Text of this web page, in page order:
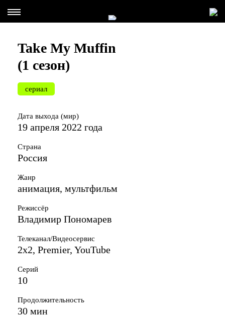
Take My Muffin
(1 сезон)
сериал
Дата выхода (мир)
19 апреля 2022 года
Страна
Россия
Жанр
анимация, мультфильм
Режиссёр
Владимир Пономарев
Телеканал/Видеосервис
2x2, Premier, YouTube
Серий
10
Продолжительность
30 мин